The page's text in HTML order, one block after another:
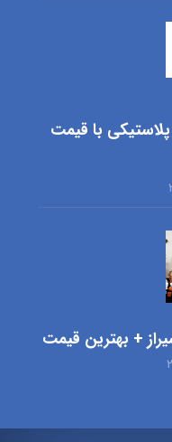
با قیمت
+ بهترین قیمت